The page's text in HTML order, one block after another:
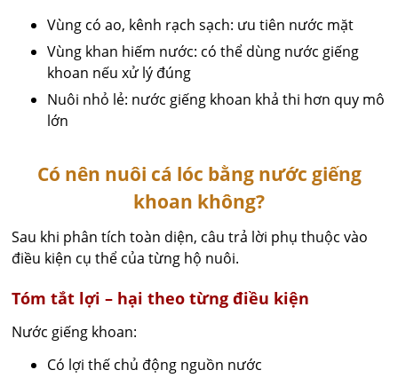
Vùng có ao, kênh rạch sạch: ưu tiên nước mặt
Vùng khan hiếm nước: có thể dùng nước giếng
khoan nếu xử lý đúng
Nuôi nhỏ lẻ: nước giếng khoan khả thi hơn quy mô
lớn
Có nên nuôi cá lóc bằng nước giếng
khoan không?
Sau khi phân tích toàn diện, câu trả lời phụ thuộc vào
điều kiện cụ thể của từng hộ nuôi.
Tóm tắt lợi – hại theo từng điều kiện
Nước giếng khoan:
Có lợi thế chủ động nguồn nước